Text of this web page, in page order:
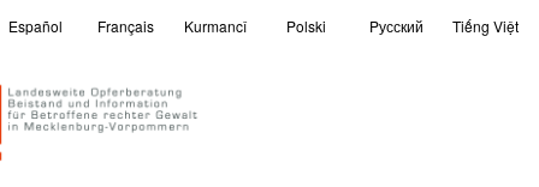
Español Français Kurmancî Polski Pусский Tiếng Việt